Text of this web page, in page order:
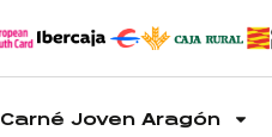
Carné Joven Aragón